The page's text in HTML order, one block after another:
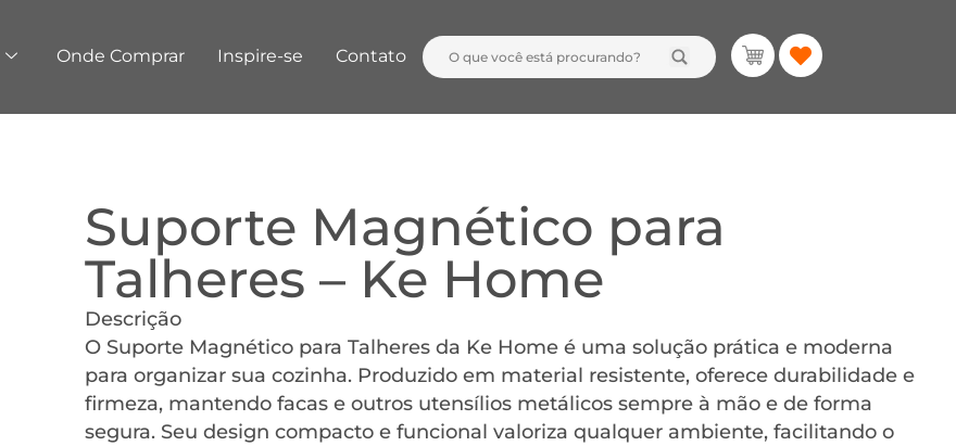
Onde Comprar Inspire-se Contato
Suporte Magnético para
Talheres – Ke Home
Descrição
O Suporte Magnético para Talheres da Ke Home é uma solução prática e moderna
para organizar sua cozinha. Produzido em material resistente, oferece durabilidade e
firmeza, mantendo facas e outros utensílios metálicos sempre à mão e de forma
segura. Seu design compacto e funcional valoriza qualquer ambiente, facilitando o